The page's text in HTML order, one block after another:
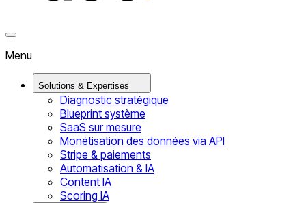
Menu
Solutions & Expertises
Diagnostic stratégique
Blueprint système
SaaS sur mesure
Monétisation des données via API
Stripe & paiements
Automatisation & IA
Content IA
Scoring IA